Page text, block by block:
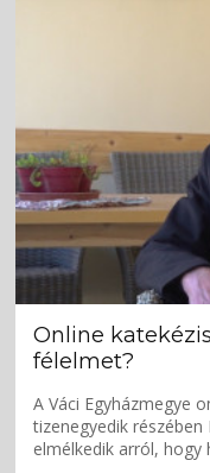
Online
félelmet?
A Váci Egyházmegye
tizenegyedik
elmélkedik arról, hogy